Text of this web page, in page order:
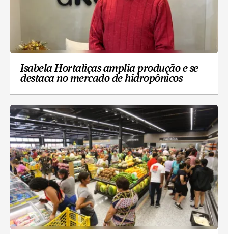
Isabela Hortaliças amplia produção e se
destaca no mercado de hidropônicos